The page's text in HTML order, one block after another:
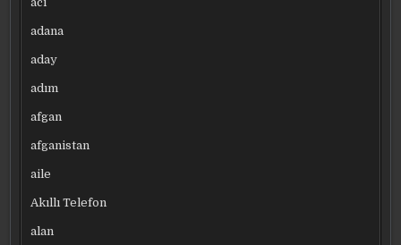
adana
aday
adım
afgan
afganistan
aile
Akıllı Telefon
alan